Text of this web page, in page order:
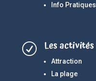
Info Pratiques
R Les activités
Attraction
La plage